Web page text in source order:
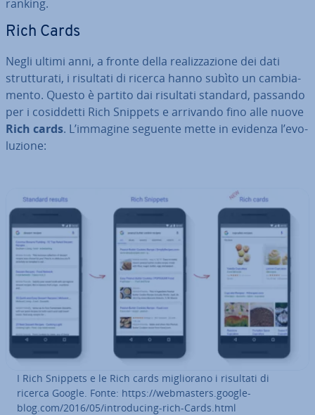
ranking.
Rich Cards
Negli ultimi anni, a fronte della rea­liz­za­zio­ne dei dati
strut­tu­ra­ti, i risultati di ricerca hanno subìto un cam­bia­
men­to. Questo è partito dai risultati standard, passando
per i co­sid­det­ti Rich Snippets e arrivando fino alle nuove
Rich cards. L’immagine seguente mette in evidenza l’evo­
lu­zio­ne:
I Rich Snippets e le Rich cards mi­glio­ra­no i risultati di
ricerca Google. Fonte: https://web­ma­sters.goo­gle­
blog.com/2016/05/in­tro­du­cing-rich-Cards.html